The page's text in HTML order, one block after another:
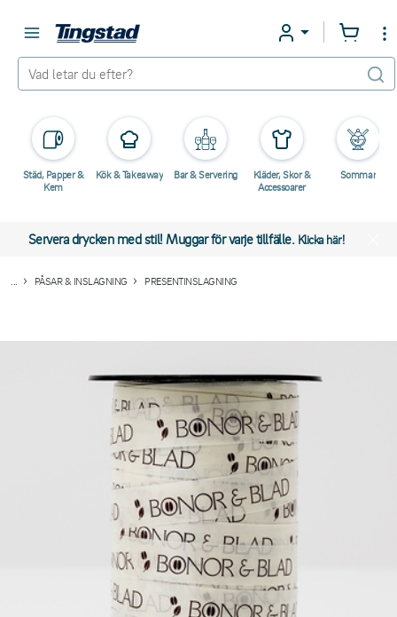
Städ, Papper &
Kem
Kök & Takeaway Bar & Servering
Kläder, Skor &
Accessoarer
Sommar
Servera drycken med stil! Muggar för varje tillfälle. Klicka här!
PÅSAR & INSLAGNING PRESENTINSLAGNING